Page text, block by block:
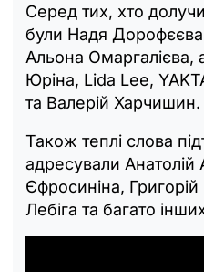
Серед тих, хто
були Надя
Альона Омаргалієва,
Юріна, Lida Lee,
та Валерій Харчишин.
Також теплі слова
адресували Анатолій
Єфросиніна,
Лебіга та багато